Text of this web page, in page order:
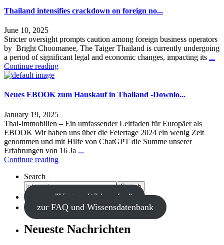
Thailand intensifies crackdown on foreign no...
June 10, 2025
Stricter oversight prompts caution among foreign business operators
by Bright Choomanee, The Taiger Thailand is currently undergoing
a period of significant legal and economic changes, impacting its ...
Continue reading
Neues EBOOK zum Hauskauf in Thailand -Downlo...
January 19, 2025
Thai-Immobilien – Ein umfassender Leitfaden für Europäer als
EBOOK Wir haben uns über die Feiertage 2024 ein wenig Zeit
genommen und mit Hilfe von ChatGPT die Summe unserer
Erfahrungen von 16 Ja ...
Continue reading
Search
Search
zum "Vertrag Widerrufen"
zur FAQ und Wissensdatenbank
Neueste Nachrichten